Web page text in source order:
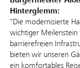
Hinterglemm:
"Die modernisierte
wichtiger
barrierefreien
bieten wir unseren
ein komfortables